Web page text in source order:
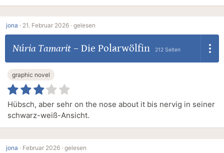
jona · 21. Februar 2026 · gelesen
Núria Tamarit– Die Polarwölfin 212 Seiten
graphic novel
Hübsch, aber sehr on the nose about it bis nervig in seiner
schwarz-weiß-Ansicht.
jona · Februar 2026 · gelesen